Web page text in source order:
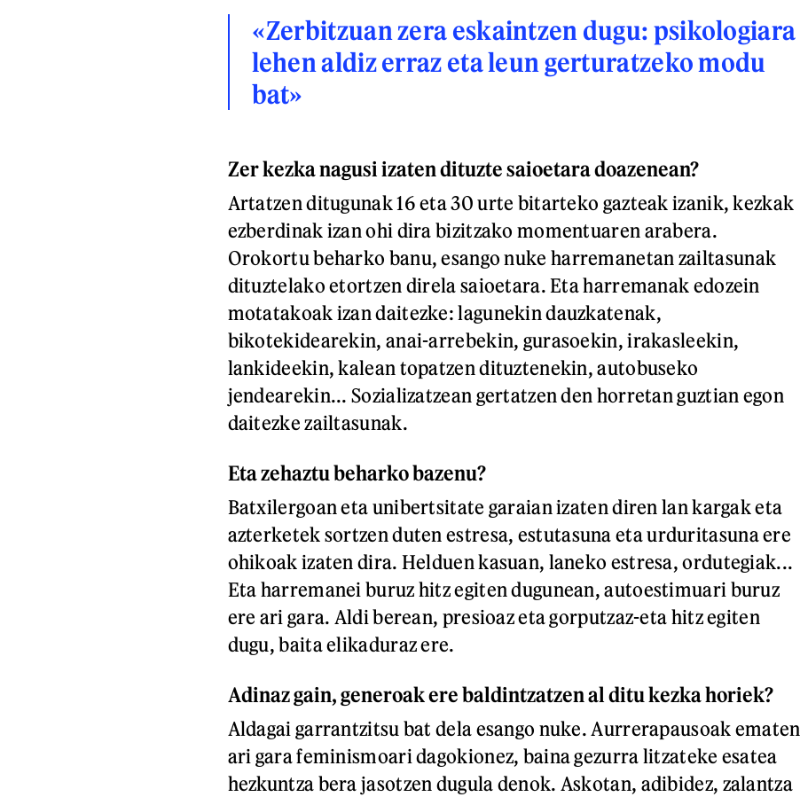
«Zerbitzuan zera eskaintzen dugu: psikologiara
lehen aldiz erraz eta leun gerturatzeko modu
bat»
Zer kezka nagusi izaten dituzte saioetara doazenean?
Artatzen ditugunak 16 eta 30 urte bitarteko gazteak izanik, kezkak
ezberdinak izan ohi dira bizitzako momentuaren arabera.
Orokortu beharko banu, esango nuke harremanetan zailtasunak
dituztelako etortzen direla saioetara. Eta harremanak edozein
motatakoak izan daitezke: lagunekin dauzkatenak,
bikotekidearekin, anai-arrebekin, gurasoekin, irakasleekin,
lankideekin, kalean topatzen dituztenekin, autobuseko
jendearekin... Sozializatzean gertatzen den horretan guztian egon
daitezke zailtasunak.
Eta zehaztu beharko bazenu?
Batxilergoan eta unibertsitate garaian izaten diren lan kargak eta
azterketek sortzen duten estresa, estutasuna eta urduritasuna ere
ohikoak izaten dira. Helduen kasuan, laneko estresa, ordutegiak...
Eta harremanei buruz hitz egiten dugunean, autoestimuari buruz
ere ari gara. Aldi berean, presioaz eta gorputzaz-eta hitz egiten
dugu, baita elikaduraz ere.
Adinaz gain, generoak ere baldintzatzen al ditu kezka horiek?
Aldagai garrantzitsu bat dela esango nuke. Aurrerapausoak ematen
ari gara feminismoari dagokionez, baina gezurra litzateke esatea
hezkuntza bera jasotzen dugula denok. Askotan, adibidez, zalantza